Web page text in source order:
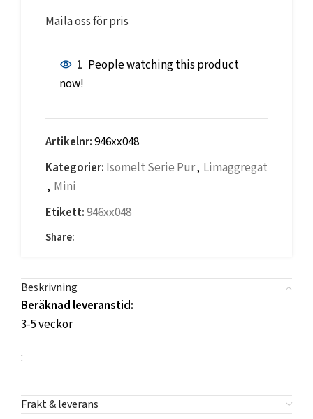
Maila oss för pris
1 People watching this product
now!
Artikelnr:946xx048
Kategorier: Isomelt Serie Pur, Limaggregat
, Mini
Etikett:946xx048
Share:
Beskrivning
Beräknad leveranstid:
3-5 veckor
:
Frakt & leverans